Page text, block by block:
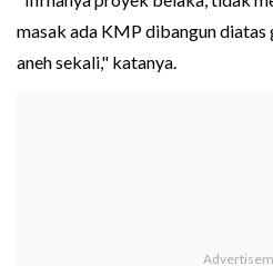
masak ada KMP dibangun diatas
aneh sekali," katanya.